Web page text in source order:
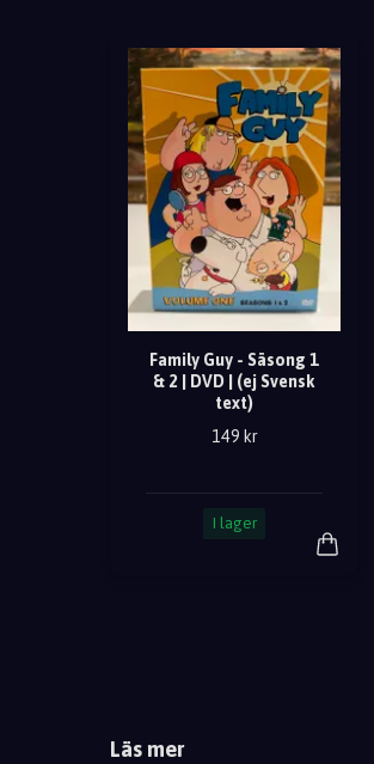
Family Guy - Säsong 1
& 2 | DVD | (ej Svensk
text)
149 kr
I lager
Läs mer